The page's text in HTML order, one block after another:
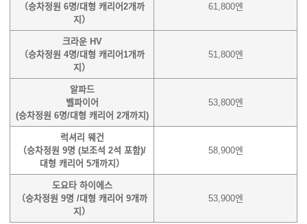
（승차정원 6명/대형 캐리어2개까
지）
61,800엔
크라운 HV
（승차정원 4명/대형 캐리어1개까
지）
51,800엔
알파드
벨파이어
(승차정원 6명/대형 캐리어 2개까지)
53,800엔
럭셔리 웨건
（승차정원 9명 (보조석 2석 포함)/
대형 캐리어 5개까지）
58,900엔
도요타 하이에스
（승차정원 9명 /대형 캐리어 9개까
지）
53,900엔